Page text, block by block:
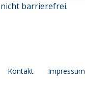
barrierefrei.
Kontakt Impressum